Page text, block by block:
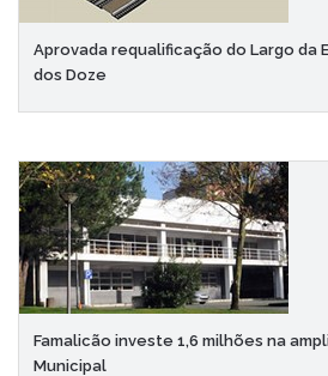
Aprovada requalificação do Largo da
dos Doze
Famalicão investe 1,6 milhões na
Municipal